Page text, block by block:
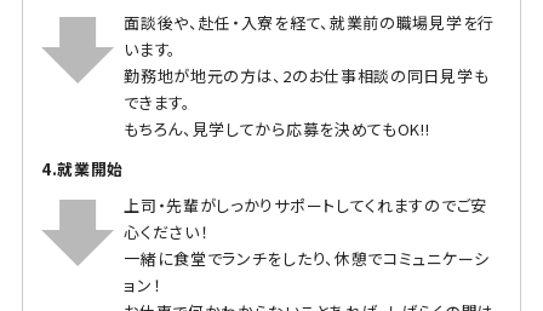
面談後や、赴任・入寮を経て、就業前の職場見学を行
います。
勤務地が地元の方は、2のお仕事相談の同日見学も
できます。
もちろん、見学してから応募を決めてもOK!!
4.就業開始
上司・先輩がしっかりサポートしてくれますのでご安
心ください！
一緒に食堂でランチをしたり、休憩でコミュニケーシ
ョン！